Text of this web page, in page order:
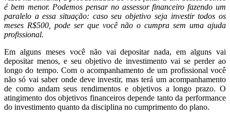
é bem menor. Podemos pensar no assessor financeiro fazendo um
paralelo a essa situação: caso seu objetivo seja investir todos os
meses R$500, pode ser que você não o cumpra sem uma ajuda
profissional.
Em alguns meses você não vai depositar nada, em alguns vai
depositar menos, e seu objetivo de investimento vai se perder ao
longo do tempo. Com o acompanhamento de um profissional você
não só vai saber onde deve investir, mas terá um acompanhamento
de como andam seus rendimentos e objetivos a longo prazo. O
atingimento dos objetivos financeiros depende tanto da performance
do investimento quanto da disciplina no cumprimento do plano.